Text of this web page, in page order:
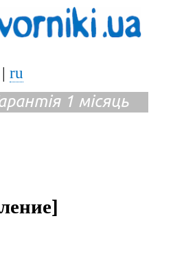
| ru
1 місяць